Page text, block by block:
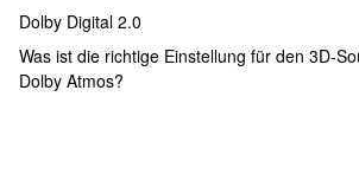
Dolby Digital 2.0
Was ist die richtige Einstellung für den 3D-
Dolby Atmos?